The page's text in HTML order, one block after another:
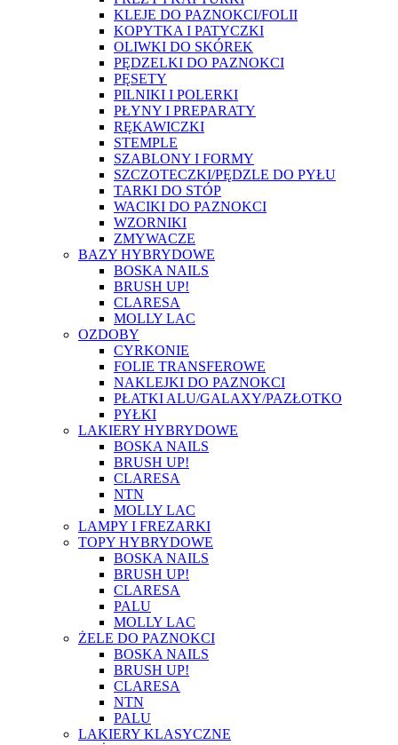
KLEJE DO PAZNOKCI/FOLII
KOPYTKA I PATYCZKI
OLIWKI DO SKÓREK
PĘDZELKI DO PAZNOKCI
PĘSETY
PILNIKI I POLERKI
PŁYNY I PREPARATY
RĘKAWICZKI
STEMPLE
SZABLONY I FORMY
SZCZOTECZKI/PĘDZLE DO PYŁU
TARKI DO STÓP
WACIKI DO PAZNOKCI
WZORNIKI
ZMYWACZE
BAZY HYBRYDOWE
BOSKA NAILS
BRUSH UP!
CLARESA
MOLLY LAC
OZDOBY
CYRKONIE
FOLIE TRANSFEROWE
NAKLEJKI DO PAZNOKCI
PŁATKI ALU/GALAXY/PAZŁOTKO
PYŁKI
LAKIERY HYBRYDOWE
BOSKA NAILS
BRUSH UP!
CLARESA
NTN
MOLLY LAC
LAMPY I FREZARKI
TOPY HYBRYDOWE
BOSKA NAILS
BRUSH UP!
CLARESA
PALU
MOLLY LAC
ŻELE DO PAZNOKCI
BOSKA NAILS
BRUSH UP!
CLARESA
NTN
PALU
LAKIERY KLASYCZNE